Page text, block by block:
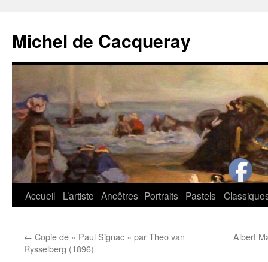
Michel de Cacqueray
Aller
contenu
Accueil L’artiste Ancêtres Portraits Pastels
← Copie de « Paul Signac » par Theo van
Rysselberg (1896)
Albert